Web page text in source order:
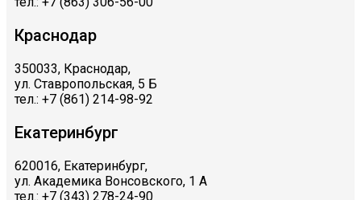
Краснодар
350033, Краснодар,
ул. Ставропольская, 5 Б
тел.: +7 (861) 214-98-92
Екатеринбург
620016, Екатеринбург,
ул. Академика Вонсовского, 1 А
тел.: +7 (343) 278-24-90